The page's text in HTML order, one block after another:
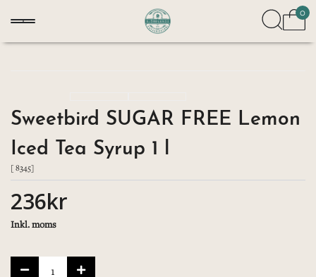
0
Sweetbird SUGAR FREE Lemon
Iced Tea Syrup 1 l
[ 8345]
236kr
Inkl. moms